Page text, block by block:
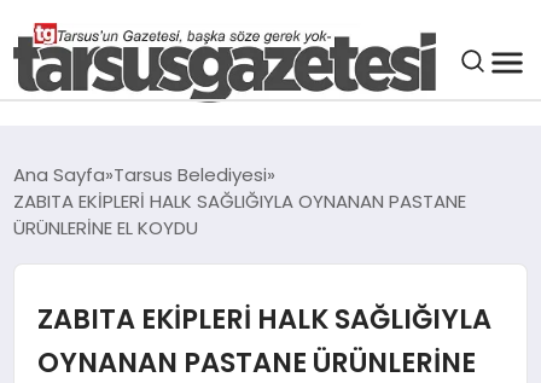
SPOR
DÜNYA
Ana Sayfa Tarsus Belediyesi
ZABITA EKİPLERİ HALK SAĞLIĞIYLA OYNANAN PASTANE
ÜRÜNLERİNE EL KOYDU
ZABITA EKİPLERİ HALK SAĞLIĞIYLA
OYNANAN PASTANE ÜRÜNLERİNE